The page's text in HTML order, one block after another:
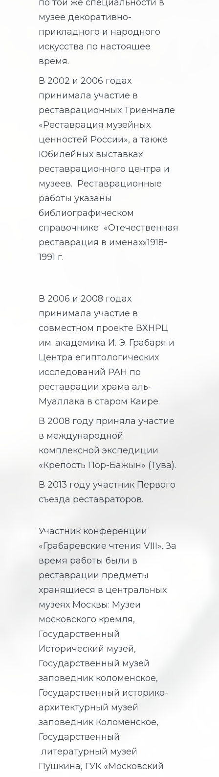
по той же специальности в
музее декоративно-
прикладного и народного
искусства по настоящее
время.
В 2002 и 2006 годах
принимала участие в
реставрационных Триеннале
«Реставрация музейных
ценностей России», а также
Юбилейных выставках
реставрационного центра и
музеев. Реставрационные
работы указаны
библиографическом
справочнике «Отечественная
реставрация в именах»1918-
1991 г.
В 2006 и 2008 годах
принимала участие в
совместном проекте ВХНРЦ
им. академика И. Э. Грабаря и
Центра египтологических
исследований РАН по
реставрации храма аль-
Муаллака в старом Каире.
В 2008 году приняла участие
в международной
комплексной экспедиции
«Крепость Пор-Бажын» (Тува).
В 2013 году участник Первого
съезда реставраторов.
Участник конференции
«Грабаревские чтения VIII». За
время работы были в
реставрации предметы
хранящиеся в центральных
музеях Москвы: Музеи
московского кремля,
Государственный
Исторический музей,
Государственный музей
заповедник коломенское,
Государственный историко-
архитектурный музей
заповедник Коломенское,
Государственный
литературный музей
Пушкина, ГУК «Московский